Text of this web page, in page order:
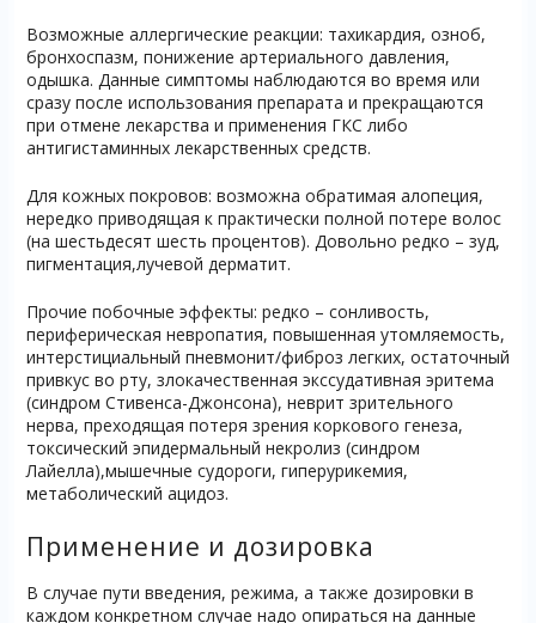
Возможные аллергические реакции: тахикардия, озноб,
бронхоспазм, понижение артериального давления,
одышка. Данные симптомы наблюдаются во время или
сразу после использования препарата и прекращаются
при отмене лекарства и применения ГКС либо
антигистаминных лекарственных средств.
Для кожных покровов: возможна обратимая алопеция,
нередко приводящая к практически полной потере волос
(на шестьдесят шесть процентов). Довольно редко – зуд,
пигментация,лучевой дерматит.
Прочие побочные эффекты: редко – сонливость,
периферическая невропатия, повышенная утомляемость,
интерстициальный пневмонит/фиброз легких, остаточный
привкус во рту, злокачественная экссудативная эритема
(синдром Стивенса-Джонсона), неврит зрительного
нерва, преходящая потеря зрения коркового генеза,
токсический эпидермальный некролиз (синдром
Лайелла),мышечные судороги, гиперурикемия,
метаболический ацидоз.
Применение и дозировка
В случае пути введения, режима, а также дозировки в
каждом конкретном случае надо опираться на данные